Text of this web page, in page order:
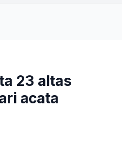
23 altas
acata